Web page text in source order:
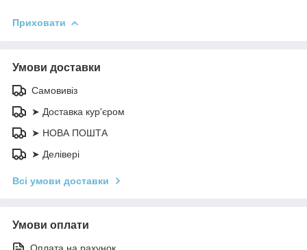
Приховати
Умови доставки
Самовивіз
➤ Доставка кур'єром
➤ НОВА ПОШТА
➤ Делівері
Всі умови доставки
Умови оплати
Оплата на рахунок